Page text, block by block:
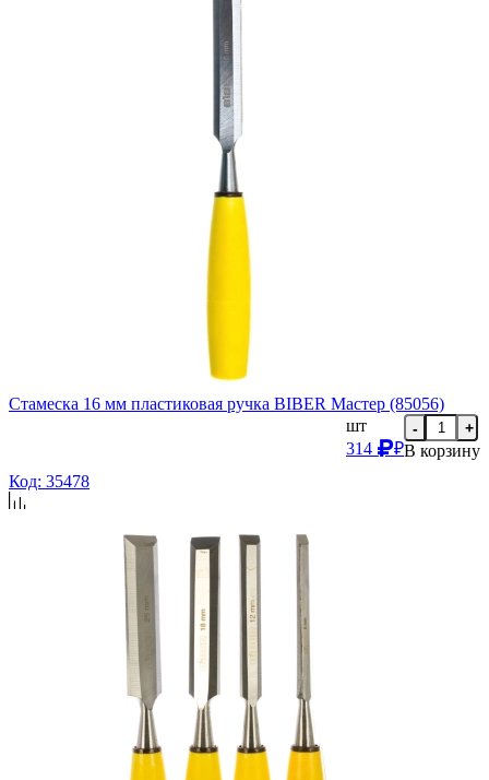
Стамеска 16 мм пластиковая ручка BIBER Мастер (85056)
шт
314
₽
- +
В корзину
Код: 35478